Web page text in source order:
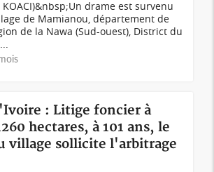
KOACI)&nbsp;Un drame est survenu
de Mamianou, département de
de la Nawa (Sud-ouest), District du
: Litige foncier à
hectares, à 101 ans, le
village sollicite l'arbitrage